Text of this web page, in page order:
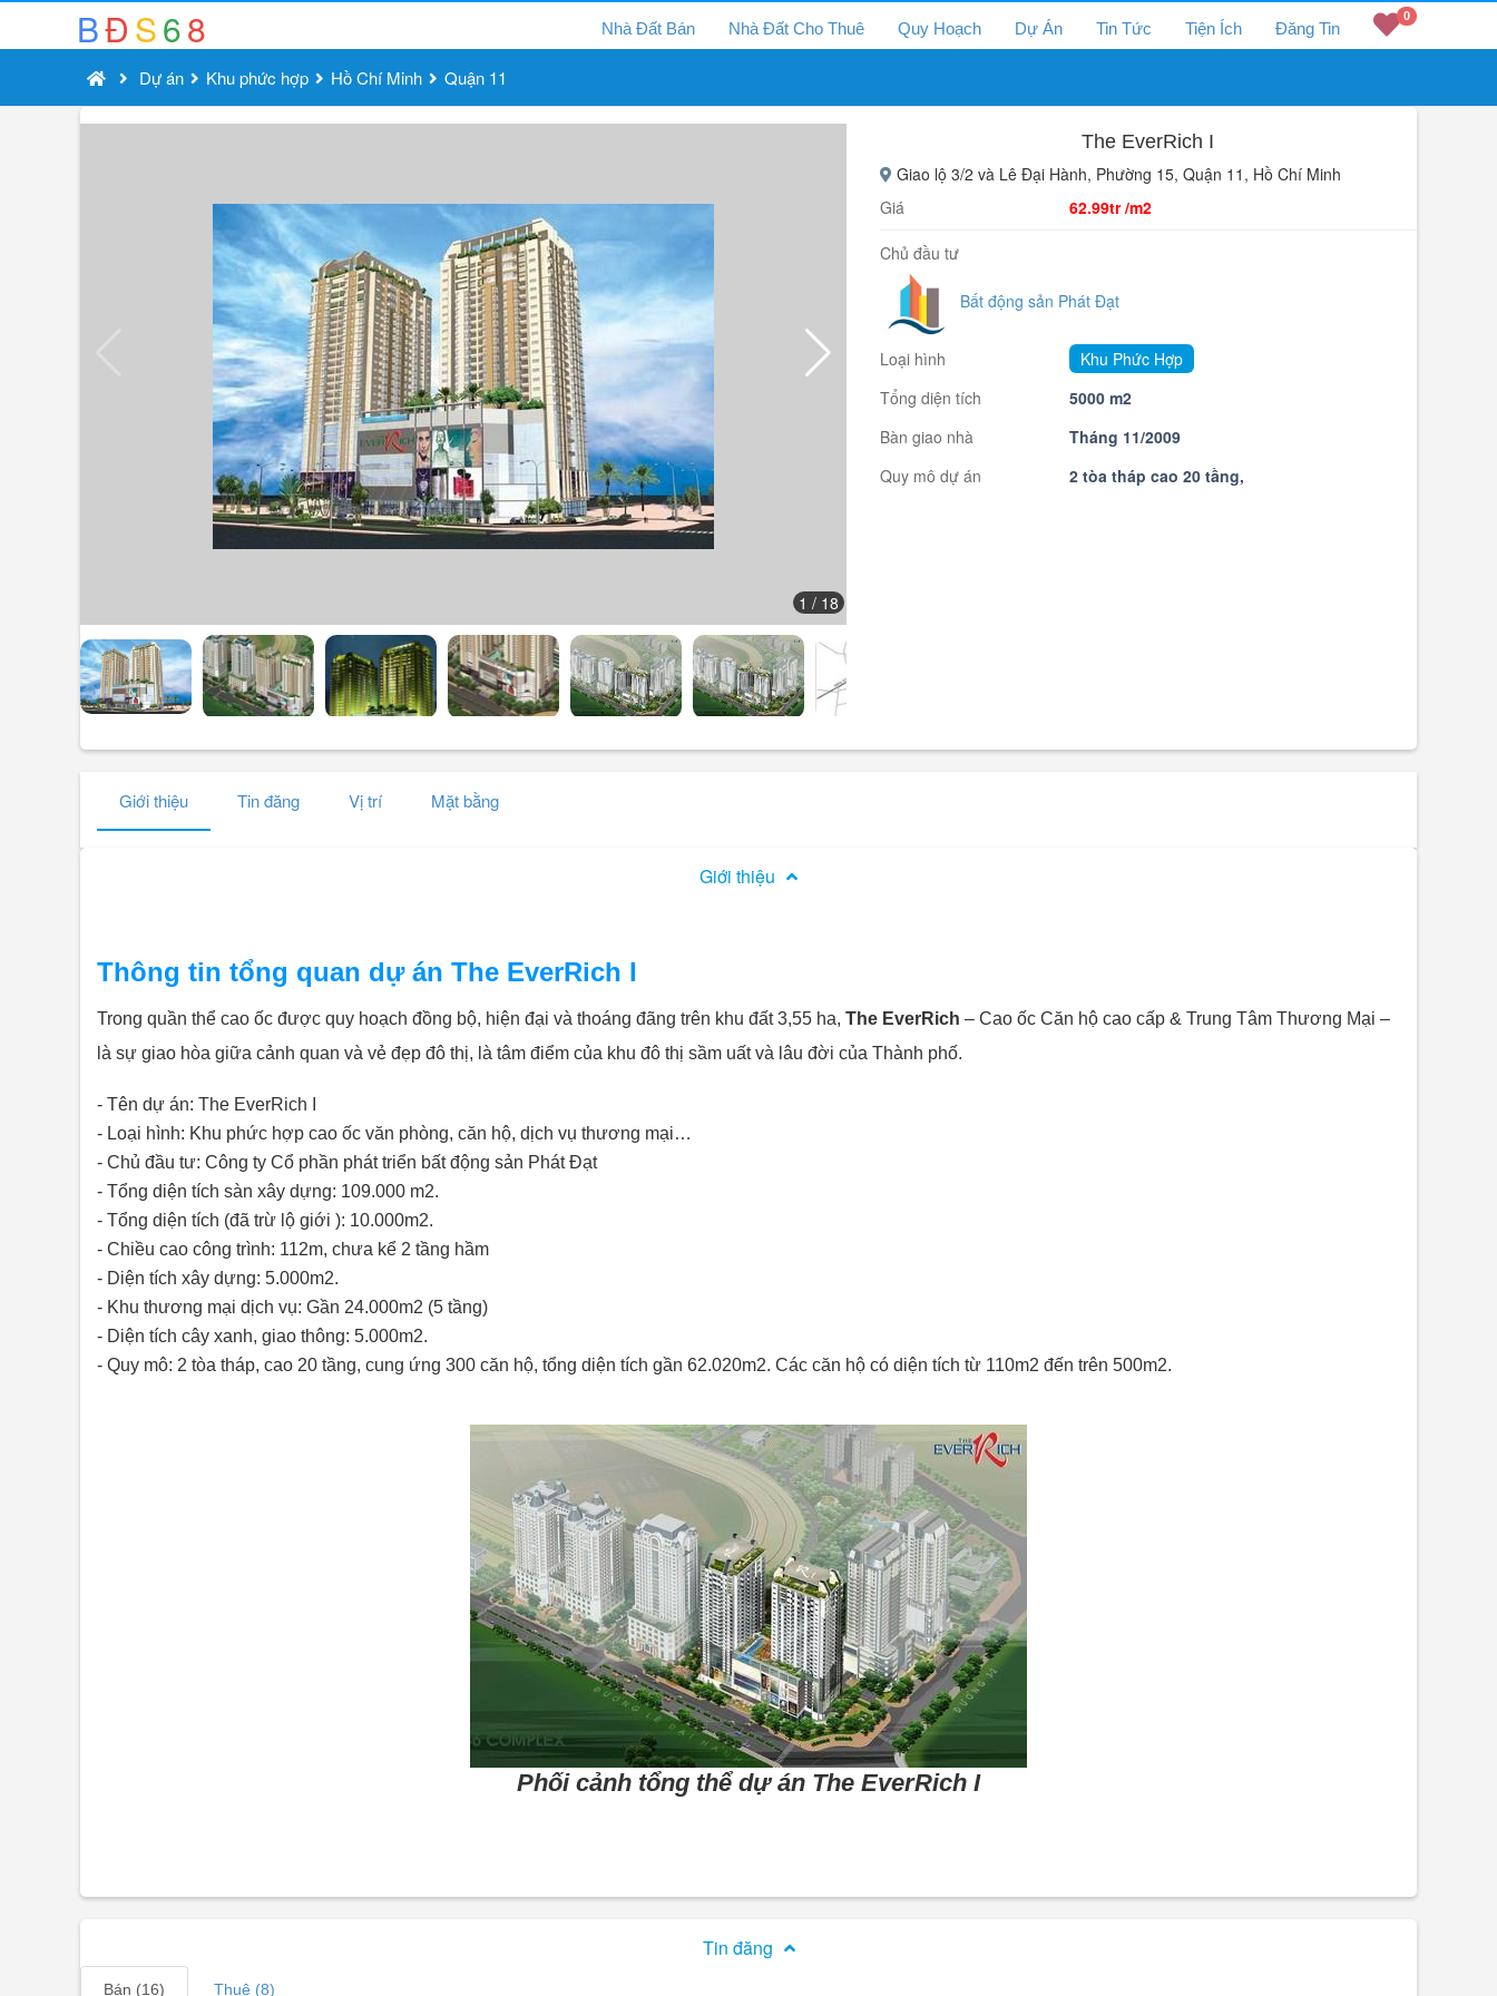
BĐS68 Nhà Đất Bán Nhà Đất Cho Thuê Quy Hoạch Dự Án Tin Tức Tiện Ích Đăng Tin
0
Dự án Khu phức hợp Hồ Chí Minh Quận 11
1 / 18
The EverRich I
Giao lộ 3/2 và Lê Đại Hành, Phường 15, Quận 11, Hồ Chí Minh
Giá
62.99tr /m2
Chủ đầu tư
Bất động sản Phát Đạt
Loại hình
Khu Phức Hợp
Tổng diện tích
5000 m2
Bàn giao nhà
Tháng 11/2009
Quy mô dự án
2 tòa tháp cao 20 tầng,
Giới thiệu Tin đăng Vị trí Mặt bằng
Giới thiệu
Thông tin tổng quan dự án The EverRich I
Trong quần thể cao ốc được quy hoạch đồng bộ, hiện đại và thoáng đãng trên khu đất 3,55 ha, The EverRich – Cao ốc Căn hộ cao cấp & Trung Tâm Thương Mại –
là sự giao hòa giữa cảnh quan và vẻ đẹp đô thị, là tâm điểm của khu đô thị sầm uất và lâu đời của Thành phố.
- Tên dự án: The EverRich I
- Loại hình: Khu phức hợp cao ốc văn phòng, căn hộ, dịch vụ thương mại…
- Chủ đầu tư: Công ty Cổ phần phát triển bất động sản Phát Đạt
- Tổng diện tích sàn xây dựng: 109.000 m2.
- Tổng diện tích (đã trừ lộ giới ): 10.000m2.
- Chiều cao công trình: 112m, chưa kể 2 tầng hầm
- Diện tích xây dựng: 5.000m2.
- Khu thương mại dịch vụ: Gần 24.000m2 (5 tầng)
- Diện tích cây xanh, giao thông: 5.000m2.
- Quy mô: 2 tòa tháp, cao 20 tầng, cung ứng 300 căn hộ, tổng diện tích gần 62.020m2. Các căn hộ có diện tích từ 110m2 đến trên 500m2.
Phối cảnh tổng thể dự án The EverRich I
Tin đăng
Bán (16) Thuê (8)